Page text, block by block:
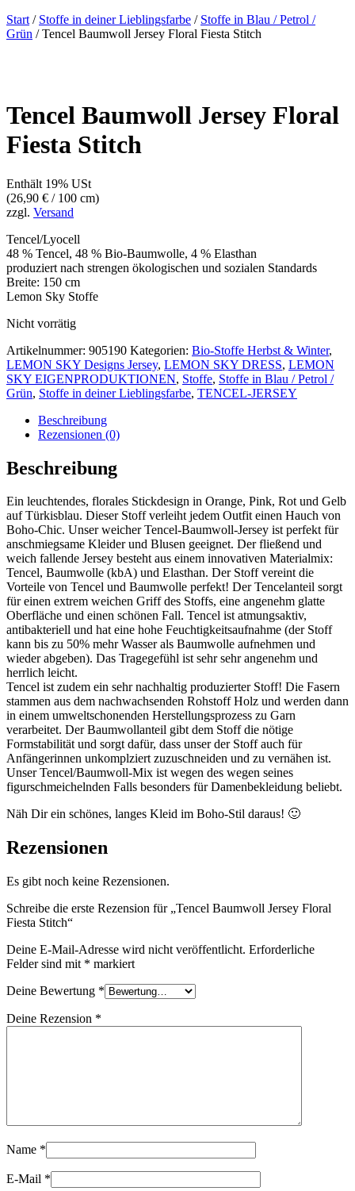
Start / Stoffe in deiner Lieblingsfarbe / Stoffe in Blau / Petrol /
Grün / Tencel Baumwoll Jersey Floral Fiesta Stitch
Tencel Baumwoll Jersey Floral
Fiesta Stitch
Enthält 19% USt
(26,90 € / 100 cm)
zzgl. Versand
Tencel/Lyocell
48 % Tencel, 48 % Bio-Baumwolle, 4 % Elasthan
produziert nach strengen ökologischen und sozialen Standards
Breite: 150 cm
Lemon Sky Stoffe
Nicht vorrätig
Artikelnummer: 905190 Kategorien: Bio-Stoffe Herbst & Winter,
LEMON SKY Designs Jersey, LEMON SKY DRESS, LEMON
SKY EIGENPRODUKTIONEN, Stoffe, Stoffe in Blau / Petrol /
Grün, Stoffe in deiner Lieblingsfarbe, TENCEL-JERSEY
Beschreibung
Rezensionen (0)
Beschreibung
Ein leuchtendes, florales Stickdesign in Orange, Pink, Rot und Gelb
auf Türkisblau. Dieser Stoff verleiht jedem Outfit einen Hauch von
Boho-Chic. Unser weicher Tencel-Baumwoll-Jersey ist perfekt für
anschmiegsame Kleider und Blusen geeignet. Der fließend und
weich fallende Jersey besteht aus einem innovativen Materialmix:
Tencel, Baumwolle (kbA) und Elasthan. Der Stoff vereint die
Vorteile von Tencel und Baumwolle perfekt! Der Tencelanteil sorgt
für einen extrem weichen Griff des Stoffs, eine angenehm glatte
Oberfläche und einen schönen Fall. Tencel ist atmungsaktiv,
antibakteriell und hat eine hohe Feuchtigkeitsaufnahme (der Stoff
kann bis zu 50% mehr Wasser als Baumwolle aufnehmen und
wieder abgeben). Das Tragegefühl ist sehr sehr angenehm und
herrlich leicht.
Tencel ist zudem ein sehr nachhaltig produzierter Stoff! Die Fasern
stammen aus dem nachwachsenden Rohstoff Holz und werden dann
in einem umweltschonenden Herstellungsprozess zu Garn
verarbeitet. Der Baumwollanteil gibt dem Stoff die nötige
Formstabilität und sorgt dafür, dass unser der Stoff auch für
Anfängerinnen unkomplziert zuzuschneiden und zu vernähen ist.
Unser Tencel/Baumwoll-Mix ist wegen des wegen seines
figurschmeichelnden Falls besonders für Damenbekleidung beliebt.
Näh Dir ein schönes, langes Kleid im Boho-Stil daraus! 🙂
Rezensionen
Es gibt noch keine Rezensionen.
Schreibe die erste Rezension für „Tencel Baumwoll Jersey Floral
Fiesta Stitch“
Deine E-Mail-Adresse wird nicht veröffentlicht. Erforderliche
Felder sind mit * markiert
Deine Bewertung *
Deine Rezension *
Name *
E-Mail *